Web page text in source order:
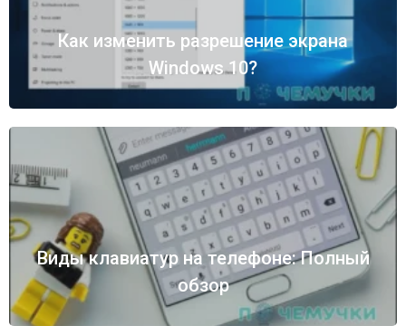
Как изменить разрешение экрана
Windows 10?
Виды клавиатур на телефоне: Полный
обзор